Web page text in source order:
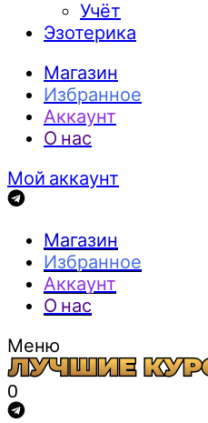
Учёт
Эзотерика
Магазин
Избранное
Аккаунт
О нас
Мой аккаунт
Магазин
Избранное
Аккаунт
О нас
Меню
0